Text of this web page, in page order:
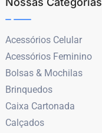
Acessórios Celular
Acessórios Feminino
Bolsas & Mochilas
Brinquedos
Caixa Cartonada
Calçados